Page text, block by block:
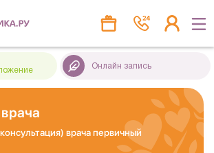
Онлайн запись
врача первичный